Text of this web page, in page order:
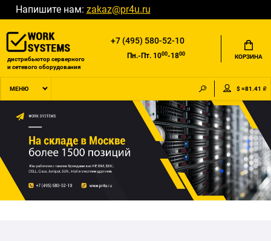
Напишите нам: zakaz@pr4u.ru
дистрибьютор серверного
и сетевого оборудования
+7 (495) 580-52-10
Пн.-Пт. 1000-1800 КОРЗИНА
МЕНЮ $ =81.41 ₽